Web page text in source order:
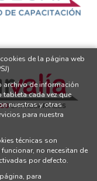
de la página web
archivo de información
tableta cada vez que
nuestras y otras
para nuestra
técnicas son
no necesitan de
por defecto.
para